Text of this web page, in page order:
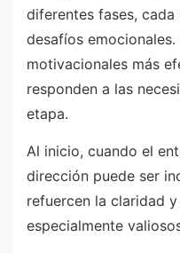
diferentes fases,
desafíos emocionales.
motivacionales más
responden a las
etapa.
Al inicio, cuando el
dirección puede ser
refuercen la claridad
especialmente